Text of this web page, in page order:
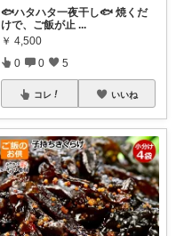
🐟ハタハタ一夜干し🐟 焼くだ
けで、ご飯が止 ...
￥ 4,500
0 0 5
コレ いいね